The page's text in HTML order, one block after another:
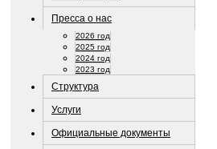
Пресса о нас
2026 год
2025 год
2024 год
2023 год
Структура
Услуги
Официальные документы